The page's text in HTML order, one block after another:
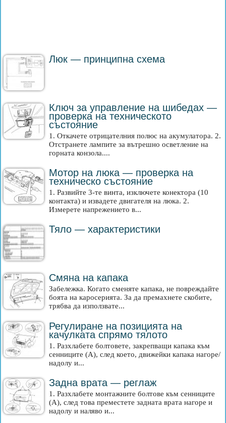
Люк — принципна схема
Ключ за управление на шибедах —
проверка на техническото
състояние
1. Откачете отрицателния полюс на акумулатора. 2.
Отстранете лампите за вътрешно осветление на
горната конзола....
Мотор на люка — проверка на
техническо състояние
1. Развийте 3-те винта, изключете конектора (10
контакта) и извадете двигателя на люка. 2.
Измерете напрежението в...
Тяло — характеристики
Смяна на капака
Забележка. Когато сменяте капака, не повреждайте
боята на каросерията. За да премахнете скобите,
трябва да използвате...
Регулиране на позицията на
качулката спрямо тялото
1. Разхлабете болтовете, закрепващи капака към
сенниците (A), след което, движейки капака нагоре/
надолу и...
Задна врата — реглаж
1. Разхлабете монтажните болтове към сенниците
(A), след това преместете задната врата нагоре и
надолу и наляво и...